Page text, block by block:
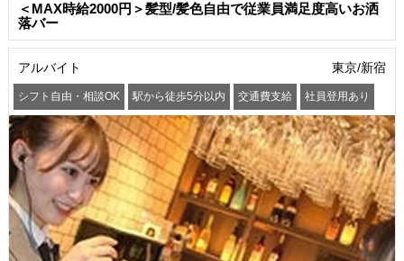
＜MAX時給2000円＞髪型/髪色自由で従業員満足度高いお洒
落バー
アルバイト 東京/新宿
シフト自由・相談OK 駅から徒歩5分以内 交通費支給 社員登用あり